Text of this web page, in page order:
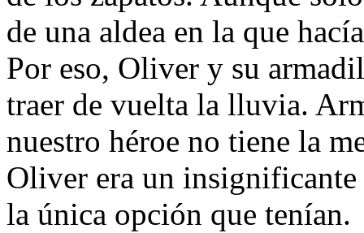
de una aldea en la que
Por eso, Oliver y su
traer de vuelta la lluvia.
nuestro héroe no tiene la
Oliver era un insignificante
la única opción que tenían.